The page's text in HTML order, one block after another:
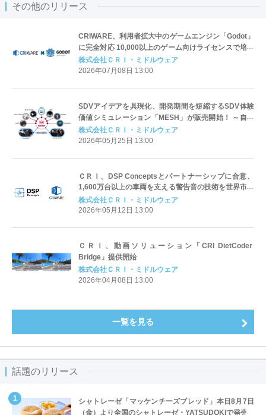
その他のリリース
CRIWARE、利用者拡大中のゲームエンジン「Godot」
に完全対応 10,000以上のゲーム向けライセンスで培わ
れた技術資産でGodot利用者をサポート
株式会社ＣＲＩ・ミドルウェア
2026年07月08日 13:00
SDVアイデアを具現化、開発期間を短縮するSDV体験
価値シミュレーション「MESH」が販売開始！ ～自動
車、部品サプライヤーのニーズに応じて構想から量産
まで伴走支援～
株式会社ＣＲＩ・ミドルウェア
2026年05月25日 13:00
ＣＲＩ、DSP Conceptsとパートナーシップに合意、
1,600万台以上の車両を支える警告音の技術を世界市場
に提供
株式会社ＣＲＩ・ミドルウェア
2026年05月12日 13:00
ＣＲＩ、動画ソリューション「CRI DietCoder
Bridge」提供開始
株式会社ＣＲＩ・ミドルウェア
2026年04月08日 13:00
一覧を見る
話題のリリース
シャトレーゼ「マッケンチーズブレッド」本日8月7日
（金）より全国のシャトレーゼ・YATSUDOKIで発売